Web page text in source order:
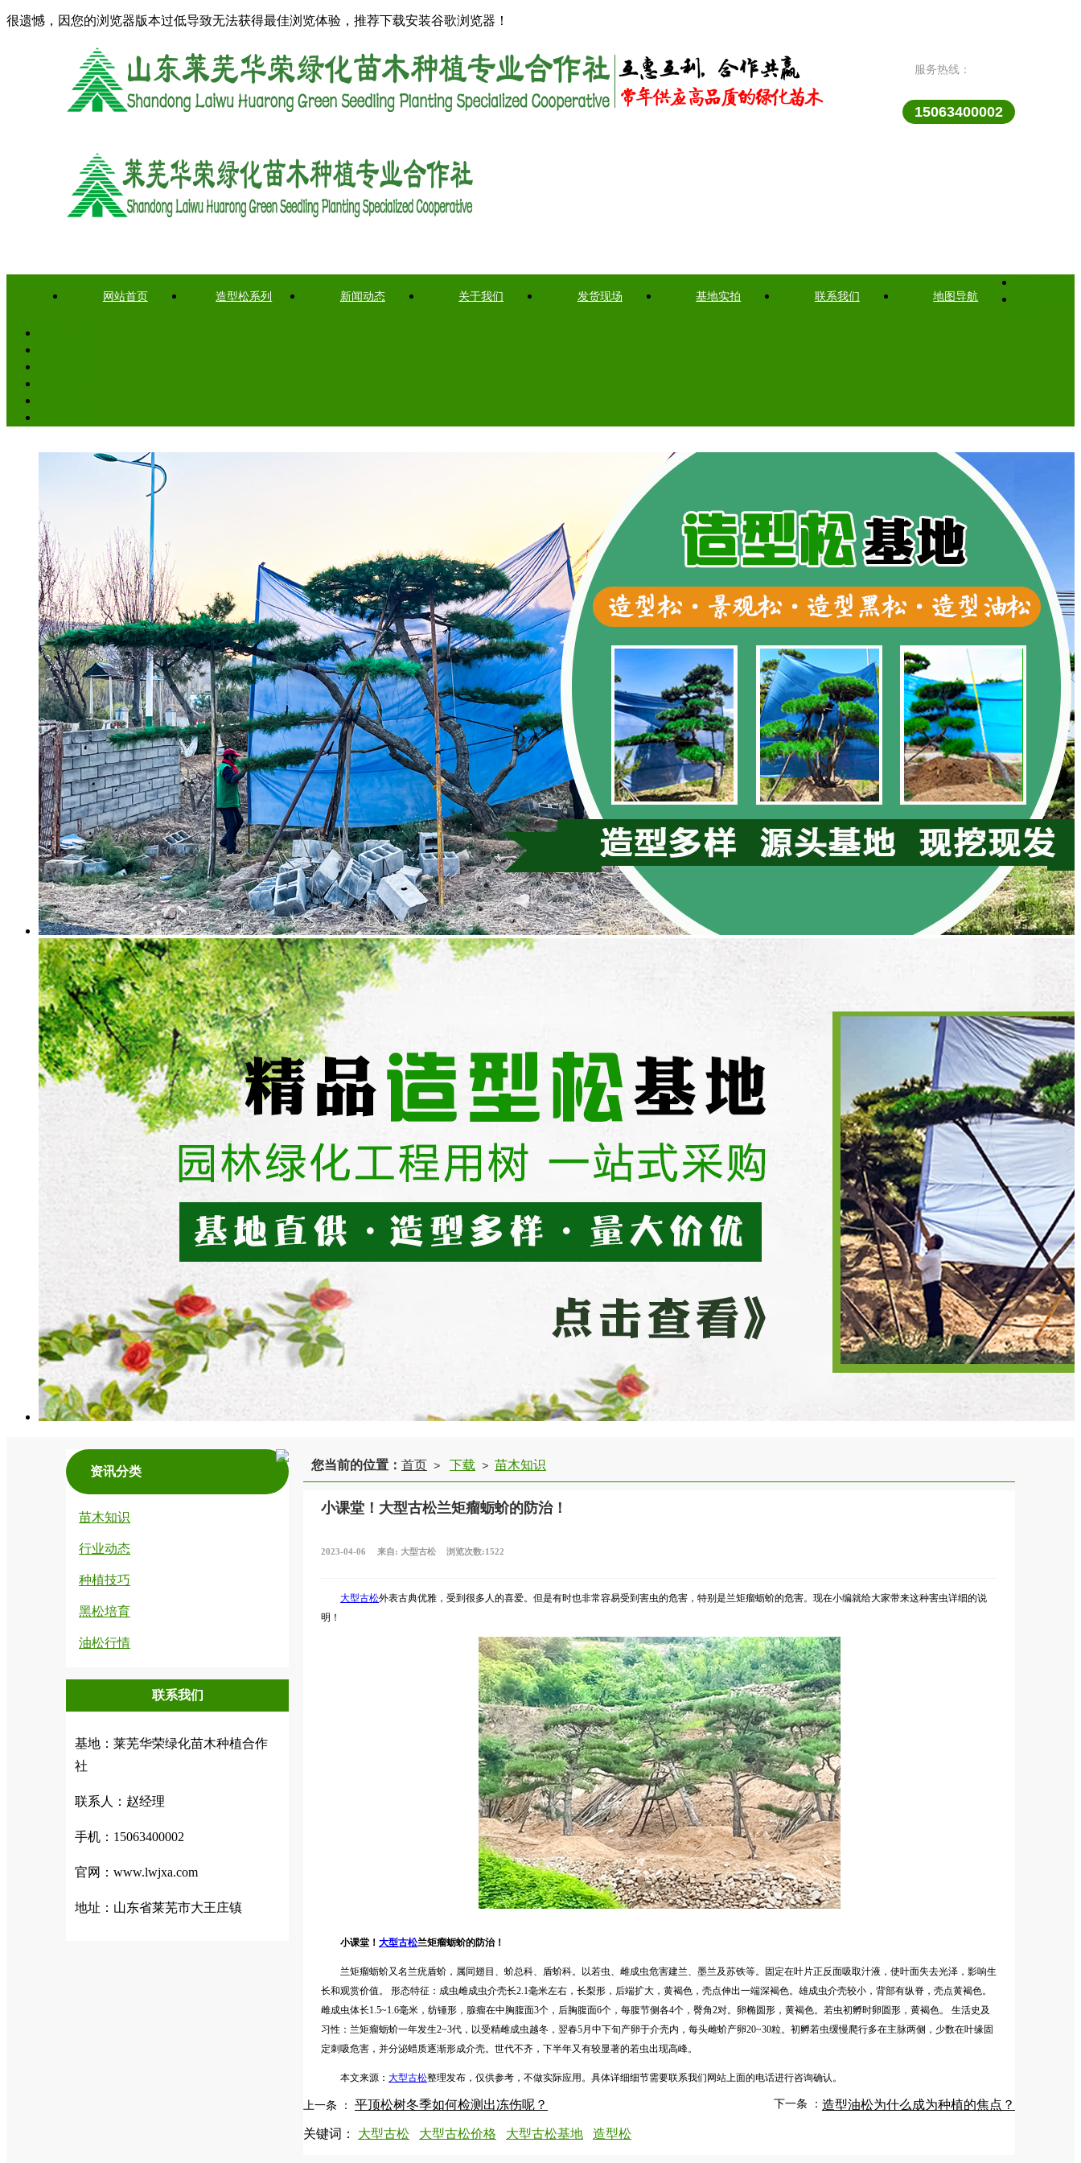
很遗憾，因您的浏览器版本过低导致无法获得最佳浏览体验，推荐下载安装谷歌浏览器！
服务热线：
15063400002
网站首页 造型松系列 新闻动态 关于我们 发货现场 基地实拍 联系我们 地图导航
资讯分类
苗木知识
行业动态
种植技巧
黑松培育
油松行情
联系我们
基地：莱芜华荣绿化苗木种植合作
社
联系人：赵经理
手机：15063400002
官网：www.lwjxa.com
地址：山东省莱芜市大王庄镇
您当前的位置： 首页 > 下载 > 苗木知识
小课堂！大型古松兰矩瘤蛎蚧的防治！
2023-04-06 来自: 大型古松 浏览次数:1522
大型古松外表古典优雅，受到很多人的喜爱。但是有时也非常容易受到害虫的危害，特别是兰矩瘤蛎蚧的危害。现在小编就给大家带来这种害虫详细的说
明！
小课堂！大型古松兰矩瘤蛎蚧的防治！
兰矩瘤蛎蚧又名兰疣盾蚧，属同翅目、蚧总科、盾蚧科。以若虫、雌成虫危害建兰、墨兰及苏铁等。固定在叶片正反面吸取汁液，使叶面失去光泽，影响生
长和观赏价值。 形态特征：成虫雌成虫介壳长2.1毫米左右，长梨形，后端扩大，黄褐色，壳点伸出一端深褐色。雄成虫介壳较小，背部有纵脊，壳点黄褐色。
雌成虫体长1.5~1.6毫米，纺锤形，腺瘤在中胸腹面3个，后胸腹面6个，每腹节侧各4个，臀角2对。卵椭圆形，黄褐色。若虫初孵时卵圆形，黄褐色。 生活史及
习性：兰矩瘤蛎蚧一年发生2~3代，以受精雌成虫越冬，翌春5月中下旬产卵于介壳内，每头雌蚧产卵20~30粒。初孵若虫缓慢爬行多在主脉两侧，少数在叶缘固
定刺吸危害，并分泌蜡质逐渐形成介壳。世代不齐，下半年又有较显著的若虫出现高峰。
本文来源：大型古松整理发布，仅供参考，不做实际应用。具体详细细节需要联系我们网站上面的电话进行咨询确认。
上一条 ： 平顶松树冬季如何检测出冻伤呢？ 下一条 ： 造型油松为什么成为种植的焦点？
关键词： 大型古松 大型古松价格 大型古松基地 造型松